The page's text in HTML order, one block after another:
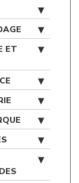
ET